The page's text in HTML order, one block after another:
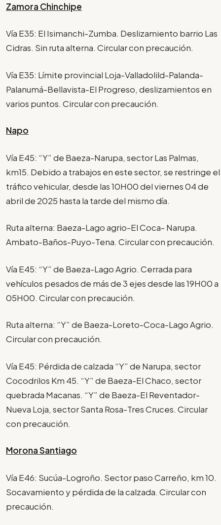
Zamora Chinchipe
Vía E35: El Isimanchi-Zumba. Deslizamiento barrio Las
Cidras. Sin ruta alterna. Circular con precaución.
Vía E35: Límite provincial Loja-Valladolild-Palanda-
Palanumá-Bellavista-El Progreso, deslizamientos en
varios puntos. Circular con precaución.
Napo
Vía E45: “Y” de Baeza-Narupa, sector Las Palmas,
km15. Debido a trabajos en este sector, se restringe el
tráfico vehicular, desde las 10H00 del viernes 04 de
abril de 2025 hasta la tarde del mismo día.
Ruta alterna: Baeza-Lago agrio-El Coca- Narupa.
Ambato-Baños-Puyo-Tena. Circular con precaución.
Vía E45: “Y” de Baeza-Lago Agrio. Cerrada para
vehículos pesados de más de 3 ejes desde las 19H00 a
05H00. Circular con precaución.
Ruta alterna: “Y” de Baeza-Loreto-Coca-Lago Agrio.
Circular con precaución.
Vía E45: Pérdida de calzada “Y” de Narupa, sector
Cocodrilos Km 45. “Y” de Baeza-El Chaco, sector
quebrada Macanas. “Y” de Baeza-El Reventador-
Nueva Loja, sector Santa Rosa-Tres Cruces. Circular
con precaución.
Morona Santiago
Vía E46: Sucúa-Logroño. Sector paso Carreño, km 10.
Socavamiento y pérdida de la calzada. Circular con
precaución.